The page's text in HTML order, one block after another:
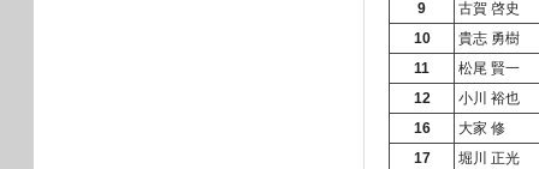
9 古賀 啓史
10 貴志 勇樹
11 松尾 賢一
12 小川 裕也
16 大家 修
17 堀川 正光